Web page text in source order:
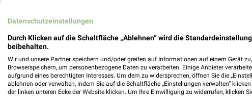
Holm Ferienwohnungen Filialen &
HOLTEX Online Prospekt für Lübeck
Datenschutzeinstellungen
Durch Klicken auf die Schaltfläche „Ablehnen“ wird die
beibehalten.
Wir und unsere Partner speichern und/oder greifen auf Informationen auf einem Gerät
Browserspeichern, um personenbezogene Daten zu verarbeiten. Einige Anbieter
aufgrund eines berechtigten Interesses. Um dem zu widersprechen, öffnen Sie die
ablehnen oder verwalten, indem Sie auf die Schaltfläche „Einstellungen verwalten“
der linken unteren Ecke der Website klicken. Um Ihre Einwilligung zu widerrufen, klicken